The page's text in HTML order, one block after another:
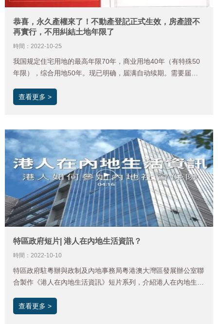
恭喜，永久產權來了！不動產登記正式生效，房產證不
再實行，不用糾結土地年限了
時間：2022-10-25
我国规定住宅用地的最高年限70年，商业用地40年（有特殊50
年限），综合用地50年。现已明确，届满自动续期。需要届满
查看更多 >
特區政府短片| 港人在內地生活資訊？
時間：2022-10-10
特區政府駐粵辦與政制及內地事務局粵港澳大灣區發展辦公室聯
合製作《港人在內地生活資訊》短片系列，介紹港人在內地生
認識和了解在內地生活的情況。 系列短片的第六集介紹港人如
查看更多 >